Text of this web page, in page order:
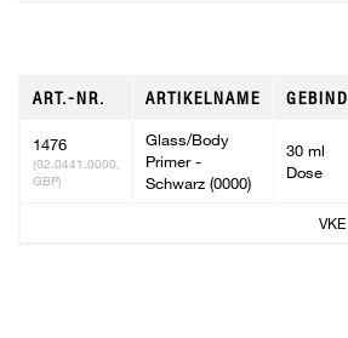
ART.-NR. ARTIKELNAME
1476
(02.0441.0000,
GBP)
Glass/Body
Primer -
Schwarz (0000)
30 ml
Dose